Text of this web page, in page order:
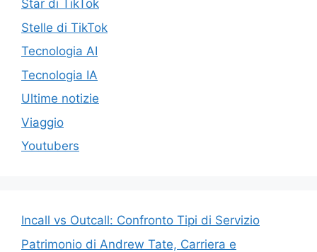
Star di TikTok
Stelle di TikTok
Tecnologia AI
Tecnologia IA
Ultime notizie
Viaggio
Youtubers
Incall vs Outcall: Confronto Tipi di Servizio
Patrimonio di Andrew Tate, Carriera e